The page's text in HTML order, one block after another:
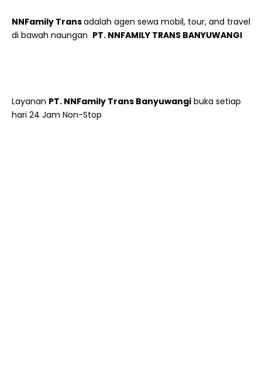
NNFamily Transadalah agen sewa mobil, tour, and travel
di bawah naungan PT. NNFAMILY TRANS BANYUWANGI
Layanan PT. NNFamily Trans Banyuwangi buka setiap
hari 24 Jam Non-Stop